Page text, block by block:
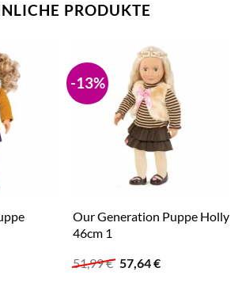
PRODUKTE
-13%
Our Generation Puppe Holly
46cm 1
51,99€ Ursprünglicher
Preis
57,64€Aktueller